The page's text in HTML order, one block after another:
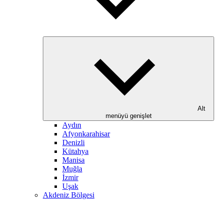
Alt
menüyü genişlet
Aydın
Afyonkarahisar
Denizli
Kütahya
Manisa
Muğla
İzmir
Uşak
Akdeniz Bölgesi